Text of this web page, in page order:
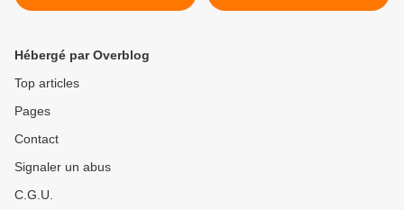
1859m) >
Hébergé par Overblog
Top articles
Pages
Contact
Signaler un abus
C.G.U.